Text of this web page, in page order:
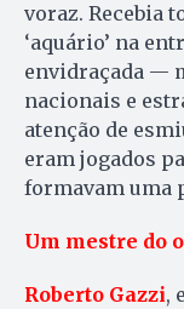
voraz. Recebia
‘aquário’ na
envidraçada —
nacionais e
atenção de
eram jogados
formavam uma
Um mestre do
Roberto Gazzi,